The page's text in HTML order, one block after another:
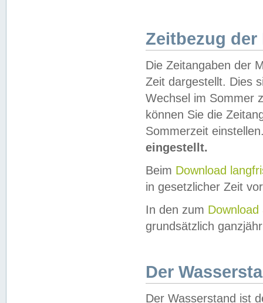
Zeitbezug der
Die Zeitangaben der
Zeit dargestellt. Dies
Wechsel im Sommer
können Sie die
Sommerzeit
eingestellt.
Beim Download
in gesetzlicher Zeit
In den zum Download
grundsätzlich
Der
Der Wasserstand ist